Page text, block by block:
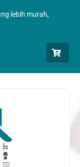
lebih murah,